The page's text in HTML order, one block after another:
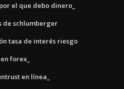
el que debo dinero_
de schlumberger
tasa de interés riesgo
forex_
en línea_